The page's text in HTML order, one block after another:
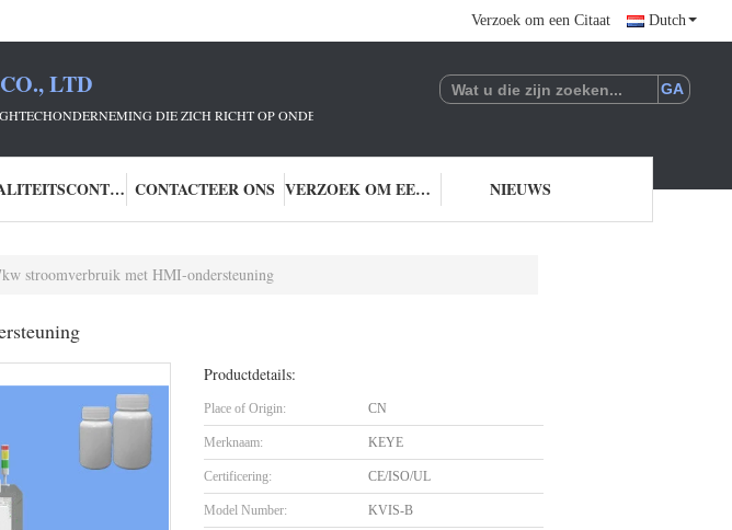
Verzoek om een Citaat Dutch
LTD
DIE ZICH RICHT OP ONDERZOEK EN ONTWIKKELING EN TOEPASSING VAN AI-
KWALITEITSCONTROLE CONTACTEER ONS VERZOEK OM EEN CITAAT NIEUWS
stroomverbruik met HMI-ondersteuning
Productdetails:
Place of Origin: CN
Merknaam: KEYE
Certificering: CE/ISO/UL
Model Number: KVIS-B